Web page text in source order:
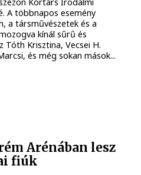
A többnapos esemény
a társművészetek és a
kínál sűrű és
Krisztina, Vecsei H.
és még sokan mások...
Arénában lesz
fiúk